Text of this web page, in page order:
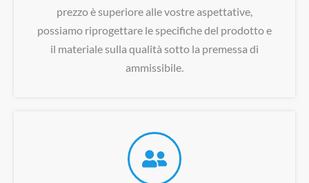
prezzo è superiore alle vostre aspettative,
possiamo riprogettare le specifiche del prodotto e
il materiale sulla qualità sotto la premessa di
ammissibile.